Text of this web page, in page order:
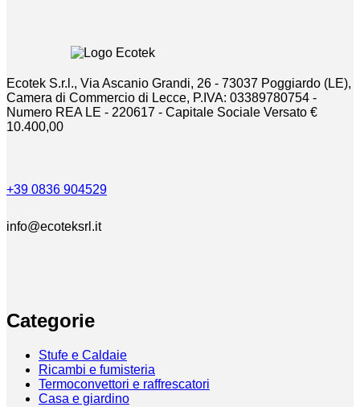
Ecotek S.r.l., Via Ascanio Grandi, 26 - 73037 Poggiardo (LE),
Camera di Commercio di Lecce, P.IVA: 03389780754 -
Numero REA LE - 220617 - Capitale Sociale Versato €
10.400,00
+39 0836 904529
info@ecoteksrl.it
Categorie
Stufe e Caldaie
Ricambi e fumisteria
Termoconvettori e raffrescatori
Casa e giardino